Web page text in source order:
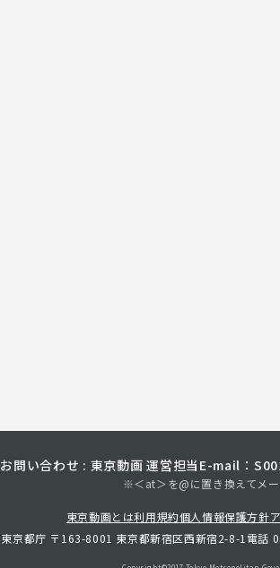
お問い合わせ : 東京動画 運営担当 E-mail：
※＜at＞を@に置き換えてメー
東京動画とは利用規約個人情報保護方針
東京都庁 〒163-8001 東京都新宿区西新宿2-8-1 電話